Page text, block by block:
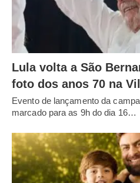
Lula volta a São
foto dos anos 70 na
Evento de lançamento da
marcado para as 9h do dia 16…